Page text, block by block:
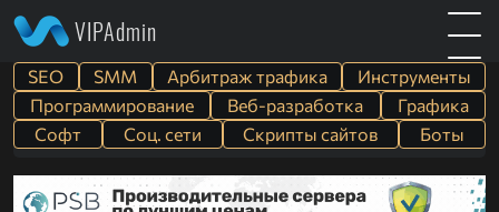
VIPAdmin
SEO SMM Арбитраж трафика
Инструменты
Программирование
Веб-разработка
Графика
Софт
Cоц. сети Скрипты сайтов Боты